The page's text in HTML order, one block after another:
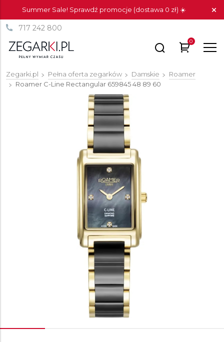
Summer Sale! Sprawdź promocje (dostawa 0 zł) ☀️
717 242 800
0
Zegarki.pl Pełna oferta zegarków Damskie
Roamer
Roamer C-Line Rectangular 659845 48 89 60